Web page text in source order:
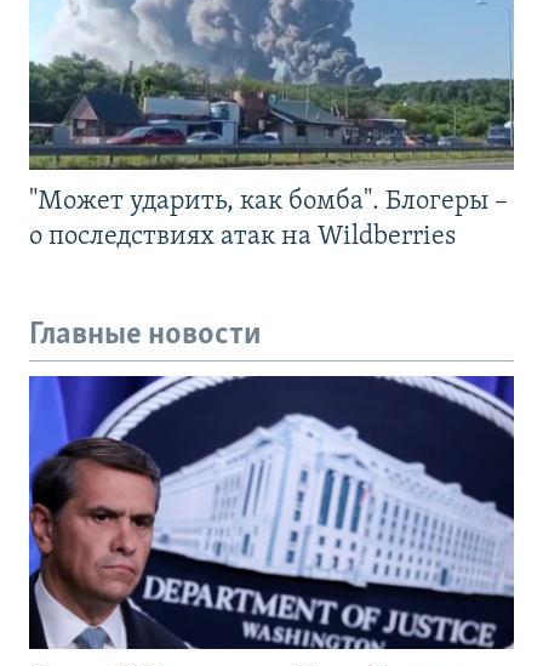
"Может ударить, как бомба". Блогеры –
о последствиях атак на Wildberries
Главные новости